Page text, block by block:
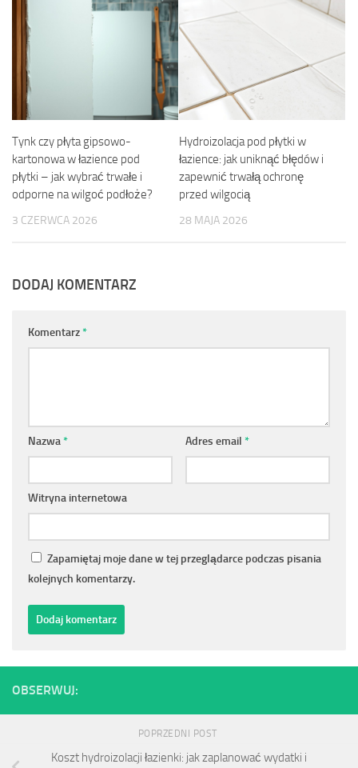
Tynk czy płyta gipsowo-
kartonowa w łazience pod
płytki – jak wybrać trwałe i
odporne na wilgoć podłoże?
3 CZERWCA 2026
Hydroizolacja pod płytki w
łazience: jak uniknąć błędów i
zapewnić trwałą ochronę
przed wilgocią
28 MAJA 2026
DODAJ KOMENTARZ
Komentarz*
Nazwa* Adres email *
Witryna internetowa
Zapamiętaj moje dane w tej przeglądarce podczas pisania
kolejnych komentarzy.
OBSERWUJ:
POPRZEDNI POST
Koszt hydroizolacji łazienki: jak zaplanować wydatki i